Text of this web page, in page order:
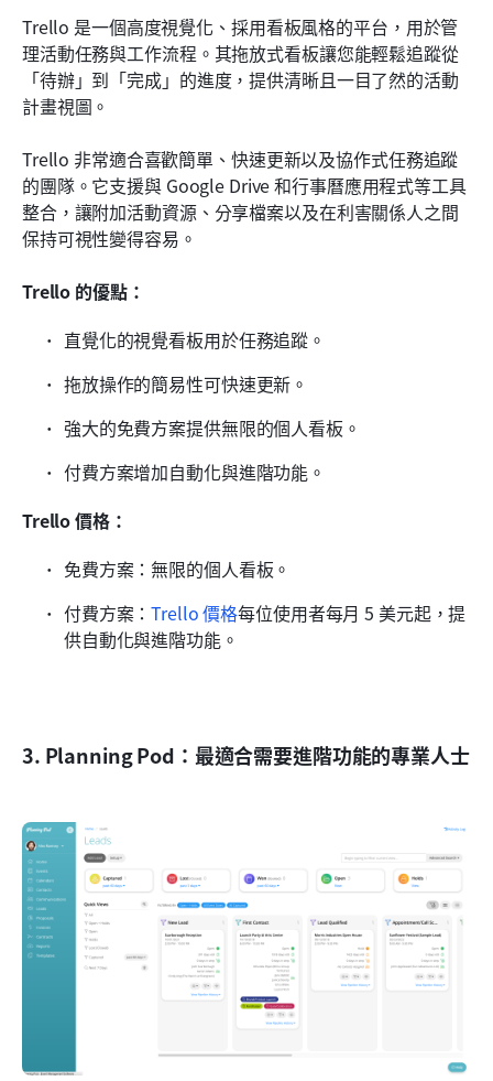
Trello 是一個高度視覺化、採用看板風格的平台，用於管
理活動任務與工作流程。其拖放式看板讓您能輕鬆追蹤從
「待辦」到「完成」的進度，提供清晰且一目了然的活動
計畫視圖。
Trello 非常適合喜歡簡單、快速更新以及協作式任務追蹤
的團隊。它支援與 Google Drive 和行事曆應用程式等工具
整合，讓附加活動資源、分享檔案以及在利害關係人之間
保持可視性變得容易。
Trello 的優點：
直覺化的視覺看板用於任務追蹤。
拖放操作的簡易性可快速更新。
強大的免費方案提供無限的個人看板。
付費方案增加自動化與進階功能。
Trello 價格：
免費方案：無限的個人看板。
付費方案：Trello 價格每位使用者每月 5 美元起，提
供自動化與進階功能。
3. Planning Pod：最適合需要進階功能的專業人士